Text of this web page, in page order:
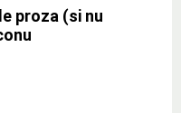
proza (si nu